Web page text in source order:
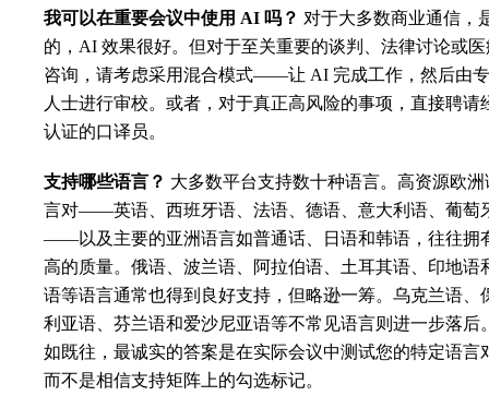
我可以在重要会议中使用 AI 吗？ 对于大多数商业通信，
的，AI 效果很好。但对于至关重要的谈判、法律讨论或医
咨询，请考虑采用混合模式——让 AI 完成工作，然后由
人士进行审校。或者，对于真正高风险的事项，直接聘请
认证的口译员。
支持哪些语言？ 大多数平台支持数十种语言。高资源欧洲
言对——英语、西班牙语、法语、德语、意大利语、葡萄
——以及主要的亚洲语言如普通话、日语和韩语，往往拥
高的质量。俄语、波兰语、阿拉伯语、土耳其语、印地语
语等语言通常也得到良好支持，但略逊一筹。乌克兰语、
利亚语、芬兰语和爱沙尼亚语等不常见语言则进一步落后
如既往，最诚实的答案是在实际会议中测试您的特定语言
而不是相信支持矩阵上的勾选标记。